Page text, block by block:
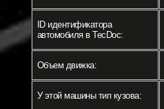
ID идентификатора
автомобиля в TecDoc:
Объем движка:
У этой машины тип кузова: